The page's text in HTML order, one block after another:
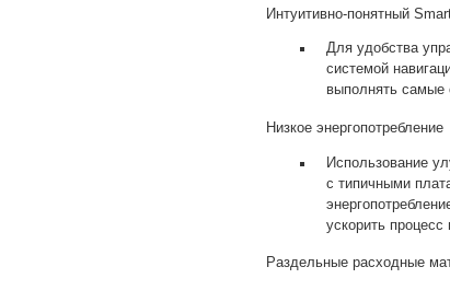
Интуитивно-понятный
Для удобства
системой
выполнять самые
Низкое энергопотребление
Использование
с типичными
ускорить процесс
Раздельные расходные